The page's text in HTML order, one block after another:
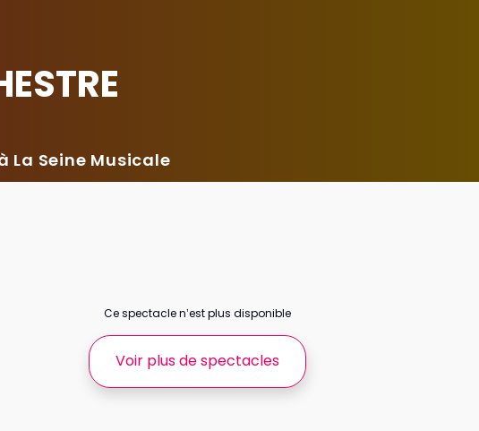
Seine Musicale
Ce spectacle n’est plus disponible
Voir plus de spectacles